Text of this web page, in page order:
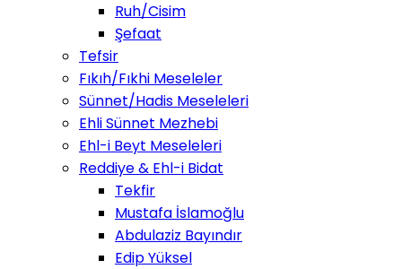
Ruh/Cisim
Şefaat
Tefsir
Fıkıh/Fıkhi Meseleler
Sünnet/Hadis Meseleleri
Ehli Sünnet Mezhebi
Ehl-i Beyt Meseleleri
Reddiye & Ehl-i Bidat
Tekfir
Mustafa İslamoğlu
Abdulaziz Bayındır
Edip Yüksel